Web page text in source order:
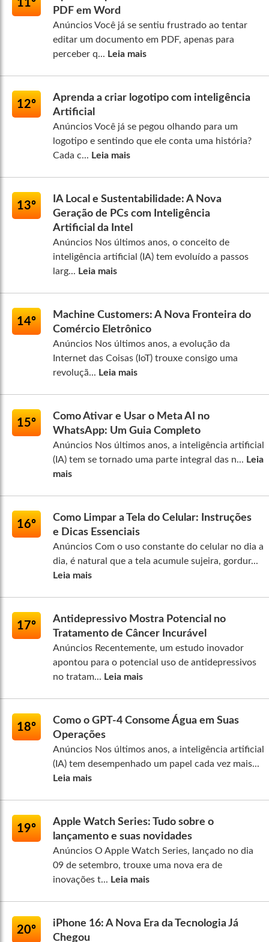
11º
PDF em Word
Anúncios Você já se sentiu frustrado ao tentar
editar um documento em PDF, apenas para
perceber q... Leia mais
12º
Aprenda a criar logotipo com inteligência
Artificial
Anúncios Você já se pegou olhando para um
logotipo e sentindo que ele conta uma história?
Cada c... Leia mais
13º
IA Local e Sustentabilidade: A Nova
Geração de PCs com Inteligência
Artificial da Intel
Anúncios Nos últimos anos, o conceito de
inteligência artificial (IA) tem evoluído a passos
larg... Leia mais
14º
Machine Customers: A Nova Fronteira do
Comércio Eletrônico
Anúncios Nos últimos anos, a evolução da
Internet das Coisas (IoT) trouxe consigo uma
revoluçã... Leia mais
15º
Como Ativar e Usar o Meta AI no
WhatsApp: Um Guia Completo
Anúncios Nos últimos anos, a inteligência artificial
(IA) tem se tornado uma parte integral das n... Leia
mais
16º
Como Limpar a Tela do Celular: Instruções
e Dicas Essenciais
Anúncios Com o uso constante do celular no dia a
dia, é natural que a tela acumule sujeira, gordur...
Leia mais
17º
Antidepressivo Mostra Potencial no
Tratamento de Câncer Incurável
Anúncios Recentemente, um estudo inovador
apontou para o potencial uso de antidepressivos
no tratam... Leia mais
18º
Como o GPT-4 Consome Água em Suas
Operações
Anúncios Nos últimos anos, a inteligência artificial
(IA) tem desempenhado um papel cada vez mais...
Leia mais
19º
Apple Watch Series: Tudo sobre o
lançamento e suas novidades
Anúncios O Apple Watch Series, lançado no dia
09 de setembro, trouxe uma nova era de
inovações t... Leia mais
20º
iPhone 16: A Nova Era da Tecnologia Já
Chegou